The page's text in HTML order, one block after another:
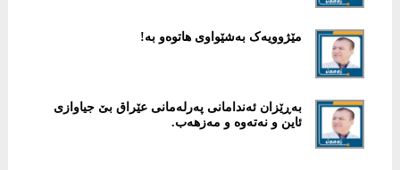
مێژوویەک بەشێواوی هاتوەو بە!
بەڕێزان ئەندامانی پەرلەمانی عێراق بێ جیاوازی
ئاین و نەتەوە و مەزهەب.